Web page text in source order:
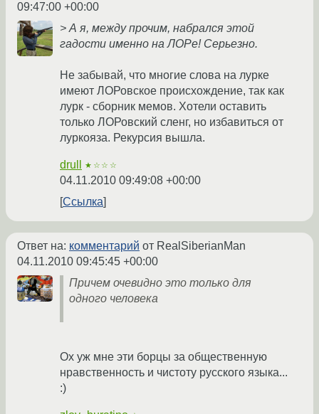
09:47:00 +00:00
> А я, между прочим, набрался этой
гадости именно на ЛОРе! Серьезно.
Не забывай, что многие слова на лурке
имеют ЛОРовское происхождение, так как
лурк - сборник мемов. Хотели оставить
только ЛОРовский сленг, но избавиться от
луркояза. Рекурсия вышла.
drull ★☆☆☆
04.11.2010 09:49:08 +00:00
Ссылка
Ответ на: комментарий от RealSiberianMan
04.11.2010 09:45:45 +00:00
Причем очевидно это только для
одного человека
Ох уж мне эти борцы за общественную
нравственность и чистоту русского языка...
:)